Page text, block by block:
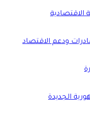
الاقتصادية
ودعم الاقتصاد
الجديدة